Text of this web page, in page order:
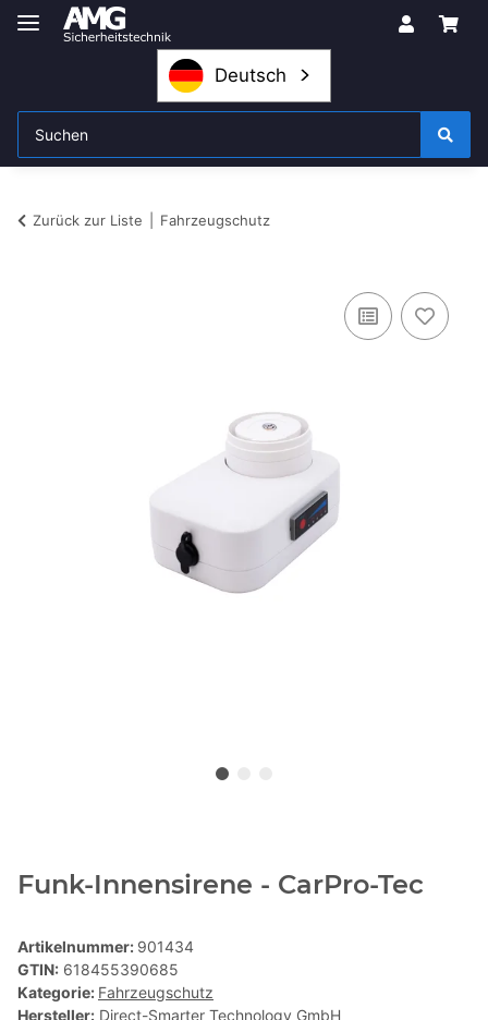
Deutsch
Zurück zur Liste Fahrzeugschutz
Funk-Innensirene - CarPro-Tec
Artikelnummer: 901434
GTIN: 618455390685
Kategorie: Fahrzeugschutz
Hersteller: Direct-Smarter Technology GmbH